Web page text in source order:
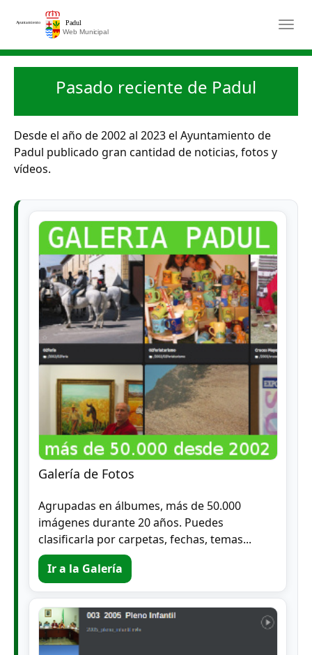
Saltar al contenido principal
Pasado reciente de Padul
Desde el año de 2002 al 2023 el Ayuntamiento de
Padul publicado gran cantidad de noticias, fotos y
vídeos.
Galería de Fotos
Agrupadas en álbumes, más de 50.000
imágenes durante 20 años. Puedes
clasificarla por carpetas, fechas, temas...
Ir a la Galería